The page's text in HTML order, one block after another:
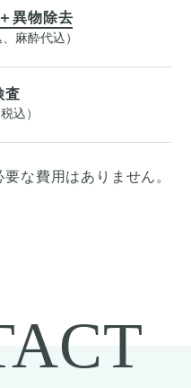
異物除去
麻酔代込）
査
込）
要な費用はありません。